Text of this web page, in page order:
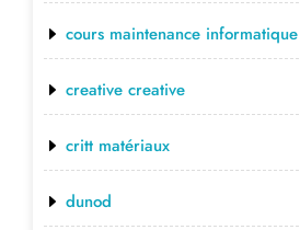
cours maintenance informatique
creative creative
critt matériaux
dunod